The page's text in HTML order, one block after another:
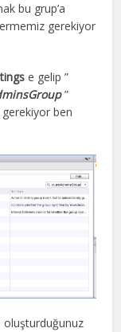
bu grup’a
gerekiyor
e gelip ”
”
ben
oluşturduğunuz